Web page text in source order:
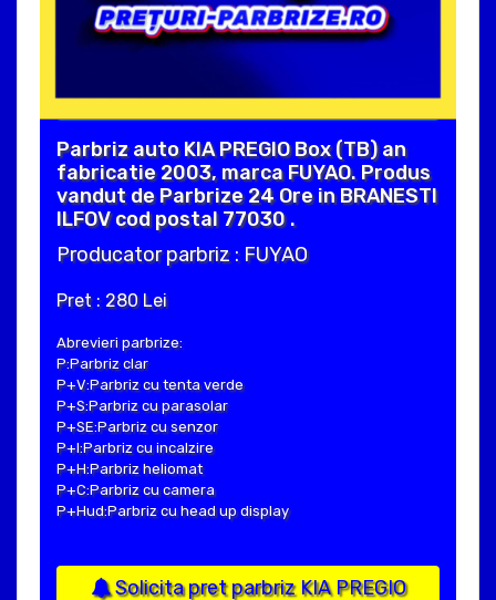
Parbriz auto KIA PREGIO Box (TB) an
fabricatie 2003, marca FUYAO. Produs
vandut de Parbrize 24 Ore in BRANESTI
ILFOV cod postal 77030 .
Producator parbriz : FUYAO
Pret : 280 Lei
Abrevieri parbrize:
P:Parbriz clar
P+V:Parbriz cu tenta verde
P+S:Parbriz cu parasolar
P+SE:Parbriz cu senzor
P+I:Parbriz cu incalzire
P+H:Parbriz heliomat
P+C:Parbriz cu camera
P+Hud:Parbriz cu head up display
Solicita pret parbriz KIA PREGIO